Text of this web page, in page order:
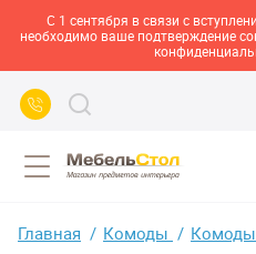
С 1 сентября в связи с
необходимо ваше подтверждение
Главная Комоды